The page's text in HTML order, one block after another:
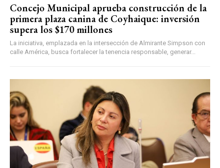
Concejo Municipal aprueba construcción de la
primera plaza canina de Coyhaique: inversión
supera los $170 millones
La iniciativa, emplazada en la intersección de Almirante Simpson con
calle América, busca fortalecer la tenencia responsable, generar...